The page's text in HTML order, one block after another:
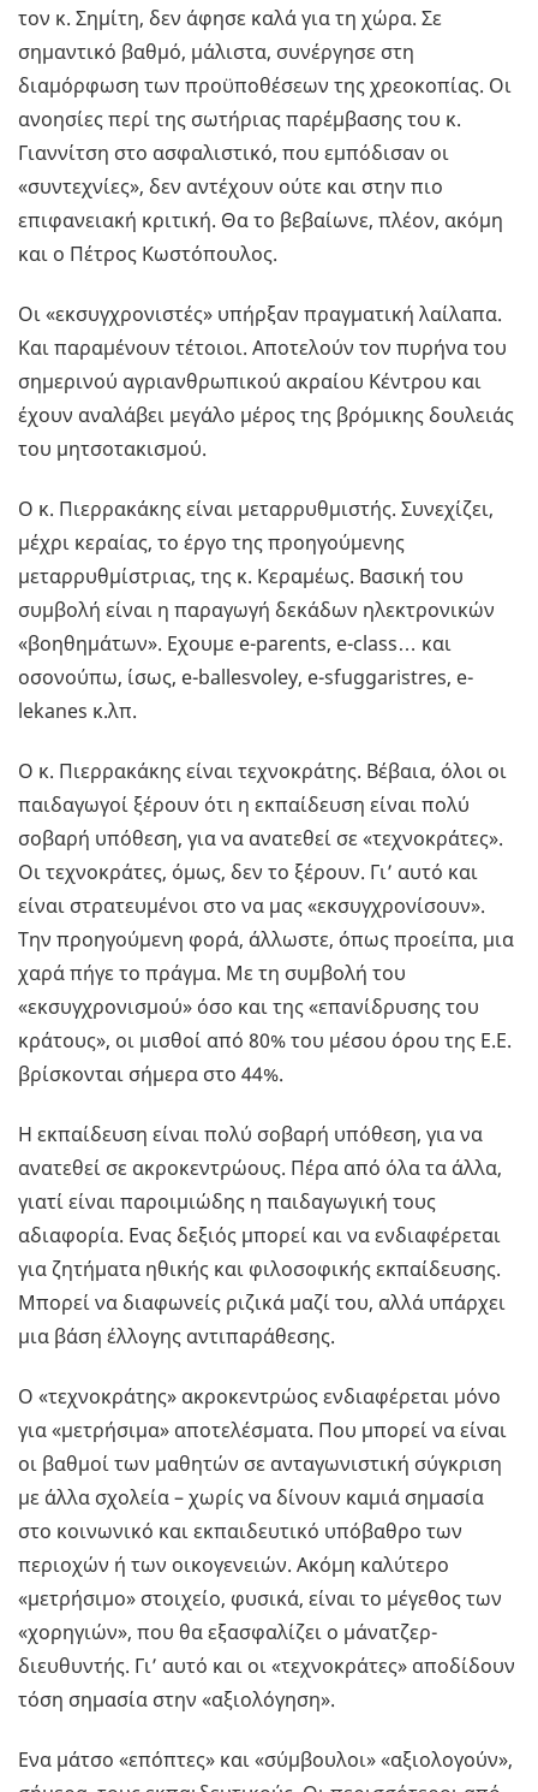
τον κ. Σημίτη, δεν άφησε καλά για τη χώρα. Σε
σημαντικό βαθμό, μάλιστα, συνέργησε στη
διαμόρφωση των προϋποθέσεων της χρεοκοπίας. Οι
ανοησίες περί της σωτήριας παρέμβασης του κ.
Γιαννίτση στο ασφαλιστικό, που εμπόδισαν οι
«συντεχνίες», δεν αντέχουν ούτε και στην πιο
επιφανειακή κριτική. Θα το βεβαίωνε, πλέον, ακόμη
και ο Πέτρος Κωστόπουλος.
Οι «εκσυγχρονιστές» υπήρξαν πραγματική λαίλαπα.
Και παραμένουν τέτοιοι. Αποτελούν τον πυρήνα του
σημερινού αγριανθρωπικού ακραίου Κέντρου και
έχουν αναλάβει μεγάλο μέρος της βρόμικης δουλειάς
του μητσοτακισμού.
Ο κ. Πιερρακάκης είναι μεταρρυθμιστής. Συνεχίζει,
μέχρι κεραίας, το έργο της προηγούμενης
μεταρρυθμίστριας, της κ. Κεραμέως. Βασική του
συμβολή είναι η παραγωγή δεκάδων ηλεκτρονικών
«βοηθημάτων». Εχουμε e-parents, e-class… και
οσονούπω, ίσως, e-ballesvoley, e-sfuggaristres, e-
lekanes κ.λπ.
Ο κ. Πιερρακάκης είναι τεχνοκράτης. Βέβαια, όλοι οι
παιδαγωγοί ξέρουν ότι η εκπαίδευση είναι πολύ
σοβαρή υπόθεση, για να ανατεθεί σε «τεχνοκράτες».
Οι τεχνοκράτες, όμως, δεν το ξέρουν. Γι’ αυτό και
είναι στρατευμένοι στο να μας «εκσυγχρονίσουν».
Την προηγούμενη φορά, άλλωστε, όπως προείπα, μια
χαρά πήγε το πράγμα. Με τη συμβολή του
«εκσυγχρονισμού» όσο και της «επανίδρυσης του
κράτους», οι μισθοί από 80% του μέσου όρου της Ε.Ε.
βρίσκονται σήμερα στο 44%.
Η εκπαίδευση είναι πολύ σοβαρή υπόθεση, για να
ανατεθεί σε ακροκεντρώους. Πέρα από όλα τα άλλα,
γιατί είναι παροιμιώδης η παιδαγωγική τους
αδιαφορία. Ενας δεξιός μπορεί και να ενδιαφέρεται
για ζητήματα ηθικής και φιλοσοφικής εκπαίδευσης.
Μπορεί να διαφωνείς ριζικά μαζί του, αλλά υπάρχει
μια βάση έλλογης αντιπαράθεσης.
Ο «τεχνοκράτης» ακροκεντρώος ενδιαφέρεται μόνο
για «μετρήσιμα» αποτελέσματα. Που μπορεί να είναι
οι βαθμοί των μαθητών σε ανταγωνιστική σύγκριση
με άλλα σχολεία – χωρίς να δίνουν καμιά σημασία
στο κοινωνικό και εκπαιδευτικό υπόβαθρο των
περιοχών ή των οικογενειών. Ακόμη καλύτερο
«μετρήσιμο» στοιχείο, φυσικά, είναι το μέγεθος των
«χορηγιών», που θα εξασφαλίζει ο μάνατζερ-
διευθυντής. Γι’ αυτό και οι «τεχνοκράτες» αποδίδουν
τόση σημασία στην «αξιολόγηση».
Ενα μάτσο «επόπτες» και «σύμβουλοι» «αξιολογούν»,